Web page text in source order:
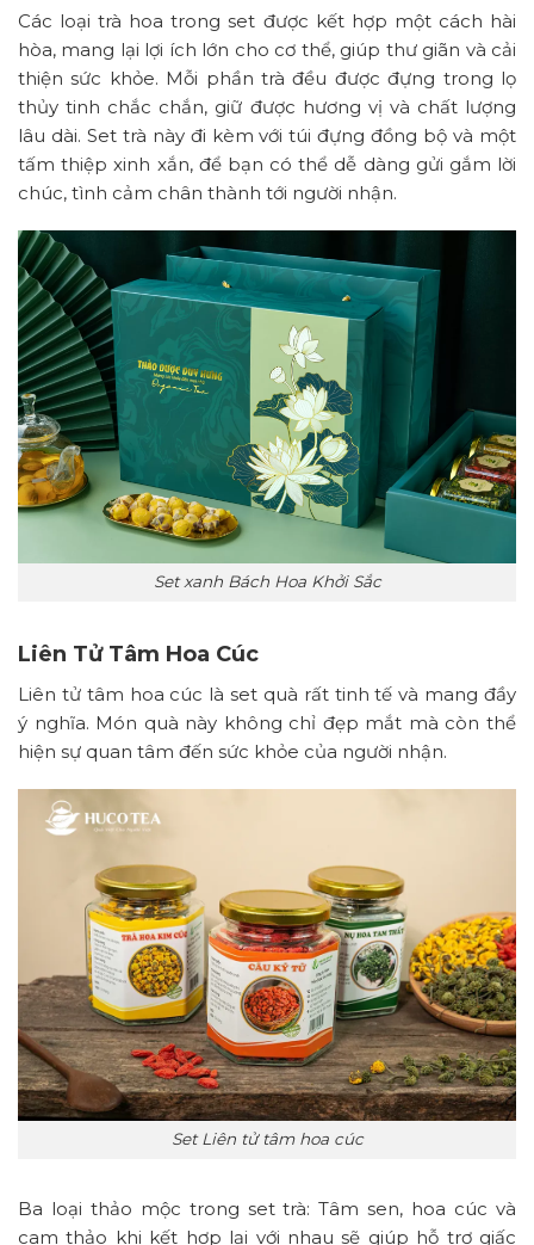
Các loại trà hoa trong set được kết hợp một cách hài
hòa, mang lại lợi ích lớn cho cơ thể, giúp thư giãn và cải
thiện sức khỏe. Mỗi phần trà đều được đựng trong lọ
thủy tinh chắc chắn, giữ được hương vị và chất lượng
lâu dài. Set trà này đi kèm với túi đựng đồng bộ và một
tấm thiệp xinh xắn, để bạn có thể dễ dàng gửi gắm lời
chúc, tình cảm chân thành tới người nhận.
Set xanh Bách Hoa Khởi Sắc
Liên Tử Tâm Hoa Cúc
Liên tử tâm hoa cúc là set quà rất tinh tế và mang đầy
ý nghĩa. Món quà này không chỉ đẹp mắt mà còn thể
hiện sự quan tâm đến sức khỏe của người nhận.
Set Liên tử tâm hoa cúc
Ba loại thảo mộc trong set trà: Tâm sen, hoa cúc và
cam thảo khi kết hợp lại với nhau sẽ giúp hỗ trợ giấc